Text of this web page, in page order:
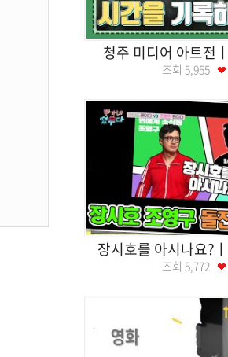
청주 미디어 아트전
조회 5,955
장시호를 아시나요?
조회 5,772